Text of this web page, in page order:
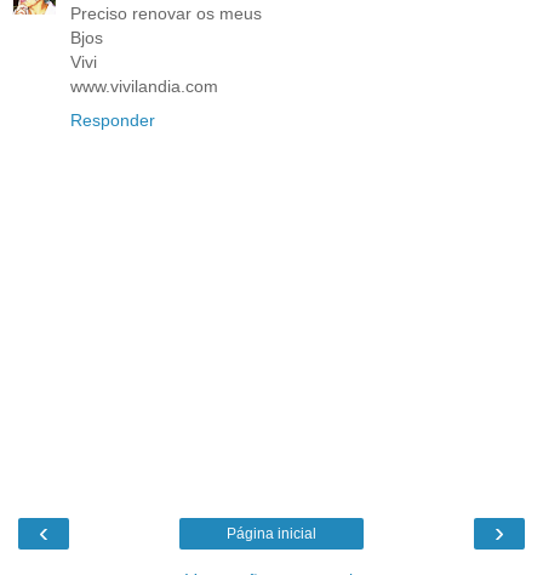
Preciso renovar os meus
Bjos
Vivi
www.vivilandia.com
Responder
‹ ›
Página inicial